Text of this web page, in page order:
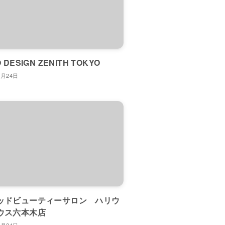
DESIGN ZENITH TOKYO
24日
ドビューティーサロン ハリウ
ス六本木店